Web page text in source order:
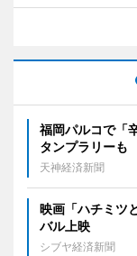
福岡パルコで「
タンプラリーも
天神経済新聞
映画「ハチミツ
バル上映
シブヤ経済新聞